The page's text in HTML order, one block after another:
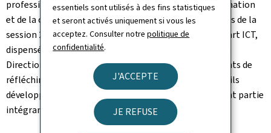
essentiels sont utilisés à des fins statistiques
et seront activés uniquement si vous les
acceptez. Consulter notrepolitique de
confidentialité.
J'ACCEPTE
JE REFUSE
professionnels du secteur des technologies de l’information
et de la communication (TIC), ont suivi le premier cours de la
session 2018 sur les fondements des technologies Smart ICT,
dispensé par le Dr. Jean-Philippe Humbert, adjoint à la
Direction de l’ILNAS. Les bases permettant aux étudiants de
réfléchir à la problématique du projet d’innovation qu’ils
développeront au travers du stage en entreprise faisant partie
intégrante de la formation ont également été posées.